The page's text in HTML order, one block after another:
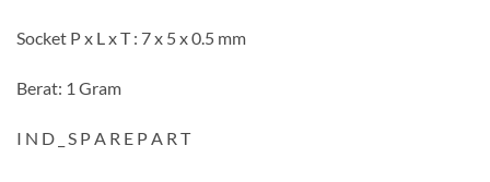
Socket P x L x T : 7 x 5 x 0.5 mm
Berat: 1 Gram
I N D _ S P A R E P A R T